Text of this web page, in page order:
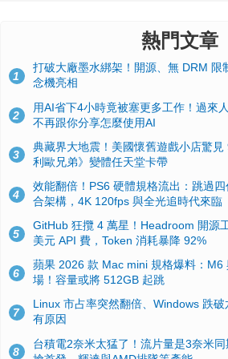
熱門文章
1
打破大廠墨水綁架！開源、無 DRM 限
念機亮相
2
用AI省下4小時竟被塞更多工作！過來
不再跟你分享怎麼使用AI
3
典藏界大地震！美國懷舊遊戲小店驚
利歐兄弟》變體任天堂卡帶
4
效能翻倍！PS6 硬體規格流出：跳過
合架構，4K 120fps 與全光追時代來臨
5
GitHub 狂攬 4 萬星！Headroom 開源
美元 API 費，Token 消耗暴降 92%
6
蘋果 2026 款 Mac mini 規格爆料：M6
場！容量或將 512GB 起跳
7
Linux 市占率突然翻倍、Windows 跌
有原因
8
台積電2奈米太猛了！流片量是3奈米